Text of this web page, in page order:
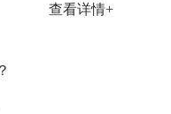
查看详情+